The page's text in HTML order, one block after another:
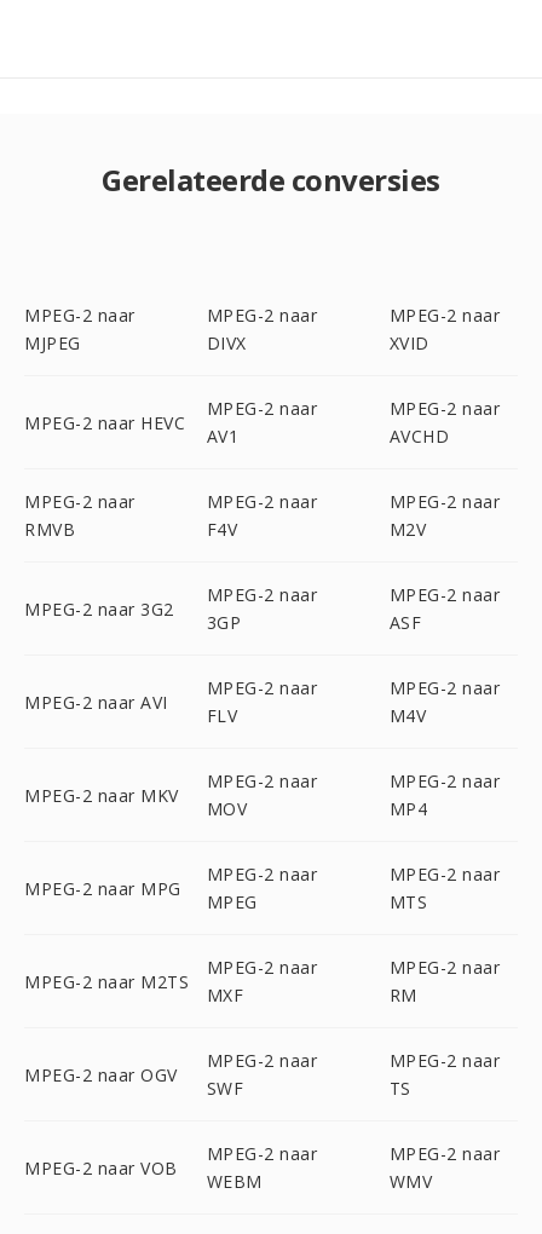
Gerelateerde conversies
MPEG-2 naar
MJPEG
MPEG-2 naar
DIVX
MPEG-2 naar
XVID
MPEG-2 naar HEVC
MPEG-2 naar
AV1
MPEG-2 naar
AVCHD
MPEG-2 naar
RMVB
MPEG-2 naar
F4V
MPEG-2 naar
M2V
MPEG-2 naar 3G2
MPEG-2 naar
3GP
MPEG-2 naar
ASF
MPEG-2 naar AVI
MPEG-2 naar
FLV
MPEG-2 naar
M4V
MPEG-2 naar MKV
MPEG-2 naar
MOV
MPEG-2 naar
MP4
MPEG-2 naar MPG
MPEG-2 naar
MPEG
MPEG-2 naar
MTS
MPEG-2 naar M2TS
MPEG-2 naar
MXF
MPEG-2 naar
RM
MPEG-2 naar OGV
MPEG-2 naar
SWF
MPEG-2 naar
TS
MPEG-2 naar VOB
MPEG-2 naar
WEBM
MPEG-2 naar
WMV